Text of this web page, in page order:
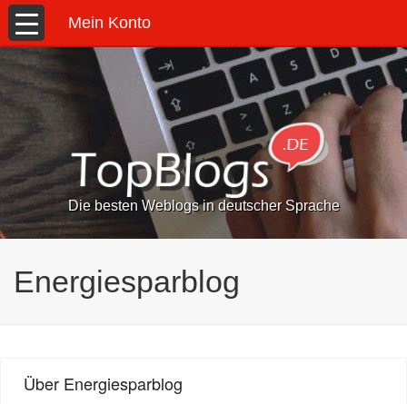
Mein Konto
Die besten Weblogs in deutscher Sprache
Energiesparblog
Über Energiesparblog